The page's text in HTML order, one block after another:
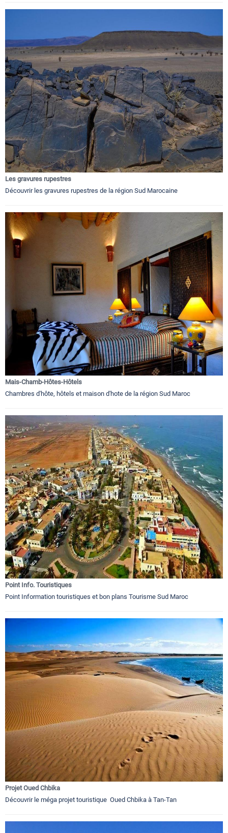
Les gravures rupestres
Découvrir les gravures rupestres de la région Sud Marocaine
Mais-Chamb-Hôtes-Hôtels
Chambres d'hôte, hôtels et maison d'hote de la région Sud Maroc
Point Info. Touristiques
Point Information touristiques et bon plans Tourisme Sud Maroc
Projet Oued Chbika
Découvrir le méga projet touristique Oued Chbika à Tan-Tan